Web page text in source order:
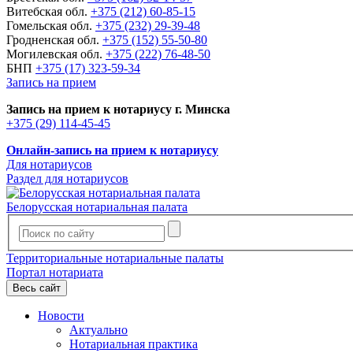
Витебская обл. +375 (212) 60-85-15
Гомельская обл. +375 (232) 29-39-48
Гродненская обл. +375 (152) 55-50-80
Могилевская обл. +375 (222) 76-48-50
БНП +375 (17) 323-59-34
Запись на прием
Запись на прием к нотариусу г. Минска
+375 (29) 114-45-45
Онлайн-запись на прием к нотариусу
Для нотариусов
Раздел для нотариусов
Белорусская нотариальная палата
Территориальные нотариальные палаты
Портал нотариата
Весь сайт
Новости
Актуально
Нотариальная практика